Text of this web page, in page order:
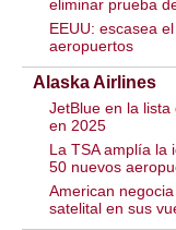
eliminar prueba
EEUU: escasea
aeropuertos
Alaska Airlines
JetBlue en la
en 2025
La TSA amplía la
50 nuevos
American
satelital en sus